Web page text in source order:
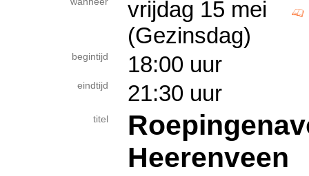
vrijdag 15 mei
(Gezinsdag)
begintijd 18:00 uur
eindtijd 21:30 uur
titel
Heerenveen